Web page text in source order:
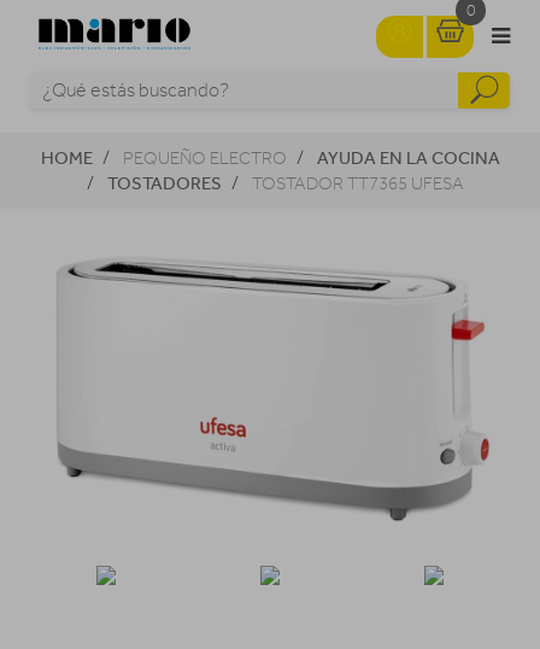
0
HOME PEQUEÑO ELECTRO
AYUDA EN LA COCINA
TOSTADORES
TOSTADOR TT7365 UFESA